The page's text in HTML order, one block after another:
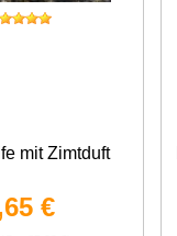
mit Zimtduft
€